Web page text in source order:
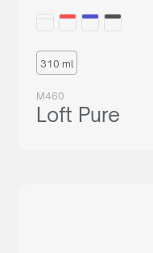
310 ml
M460
Loft Pure